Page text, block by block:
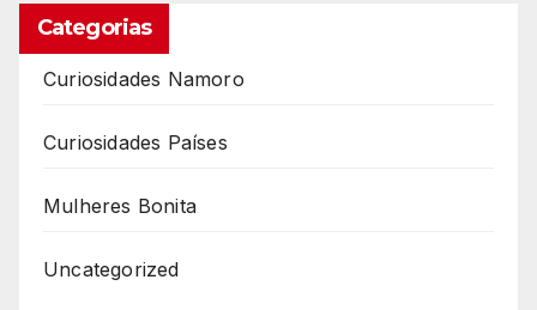
Categorias
Curiosidades Namoro
Curiosidades Países
Mulheres Bonita
Uncategorized